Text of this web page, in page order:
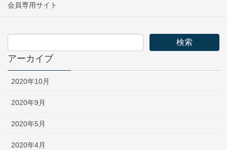
会員専用サイト
アーカイブ
2020年10月
2020年9月
2020年5月
2020年4月